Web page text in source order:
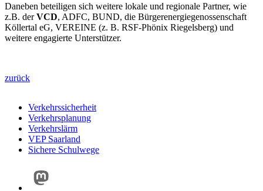
Daneben beteiligen sich weitere lokale und regionale Partner, wie
z.B. derVCD, ADFC, BUND, die Bürgerenergiegenossenschaft
Köllertal eG, VEREINE (z. B. RSF-Phönix Riegelsberg) und
weitere engagierte Unterstützer.
zurück
Verkehrssicherheit
Verkehrsplanung
Verkehrslärm
VEP Saarland
Sichere Schulwege